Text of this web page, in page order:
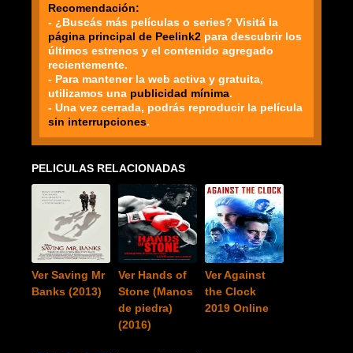
Recomendación:
- ¿Buscás más películas o series? Visitá la
página principal de Peelink2 para descubrir los
últimos estrenos y el contenido agregado
recientemente.
- Para mantener la web activa y gratuita,
utilizamos una publicidad mínima.
- Una vez cerrada, podrás reproducir la película
sin interrupciones.
PELICULAS RELACIONADAS
Ver Saving Mr
Banks (2013)
Ver Hands of
Stone (Manos
de piedra)
(2016)
Ver Against
the Clock
2019 Online